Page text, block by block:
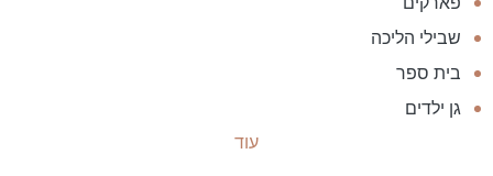
שבילי הליכה
בית ספר
גן ילדים
עוד